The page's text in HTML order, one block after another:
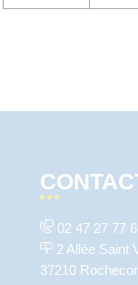
02 47 27 77
2 Allée Saint
37210